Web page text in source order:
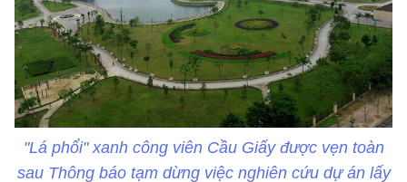
"Lá phổi" xanh công viên Cầu Giấy được vẹn toàn
sau Thông báo tạm dừng việc nghiên cứu dự án lấy